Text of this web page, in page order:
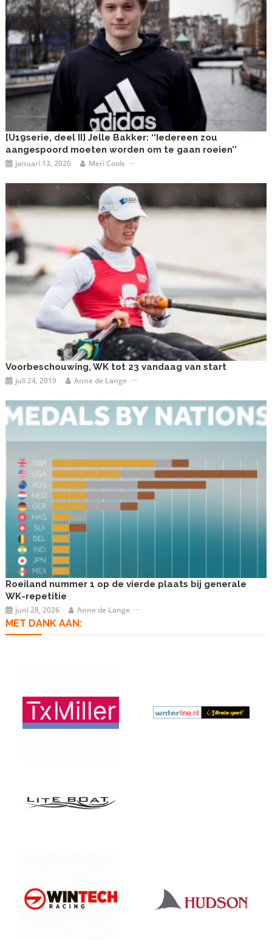
[U19serie, deel II] Jelle Bakker: ‘‘Iedereen zou
aangespoord moeten worden om te gaan roeien’’
januari 13, 2020 Meri Cools
Voorbeschouwing, WK tot 23 vandaag van start
juli 24, 2019 Anne de Lange
Roeiland nummer 1 op de vierde plaats bij generale
WK-repetitie
juni 28, 2026 Anne de Lange
MET DANK AAN: